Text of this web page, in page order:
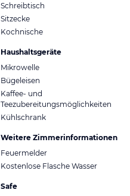
Schreibtisch
Sitzecke
Kochnische
Haushaltsgeräte
Mikrowelle
Bügeleisen
Kaffee- und
Teezubereitungsmöglichkeiten
Kühlschrank
Weitere Zimmerinformationen
Feuermelder
Kostenlose Flasche Wasser
Safe